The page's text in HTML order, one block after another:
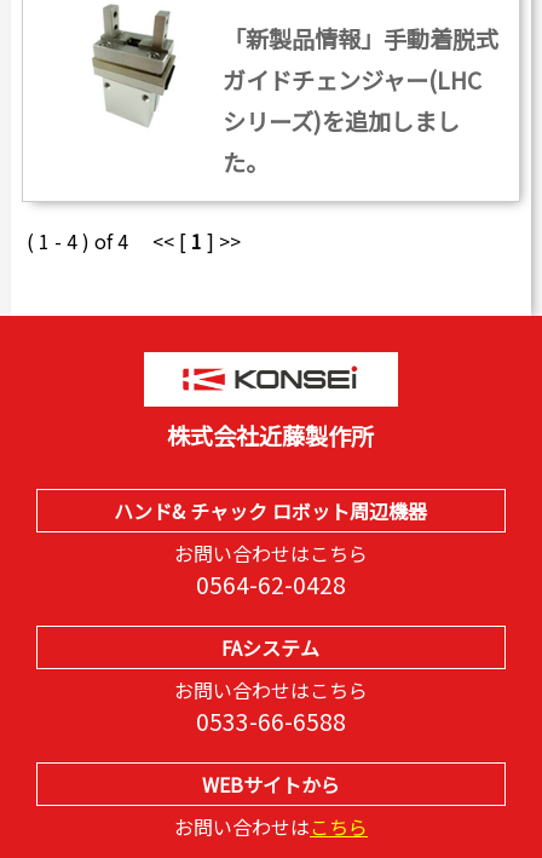
「新製品情報」手動着脱式
ガイドチェンジャー(LHC
シリーズ)を追加しまし
た。
( 1 - 4 ) of 4 << [ 1 ] >>
株式会社近藤製作所
ハンド& チャック ロボット周辺機器
お問い合わせはこちら
0564-62-0428
FAシステム
お問い合わせはこちら
0533-66-6588
WEBサイトから
お問い合わせはこちら